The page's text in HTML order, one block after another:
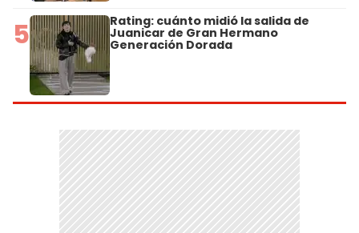
5 Rating: cuánto midió la salida de
Juanicar de Gran Hermano
Generación Dorada